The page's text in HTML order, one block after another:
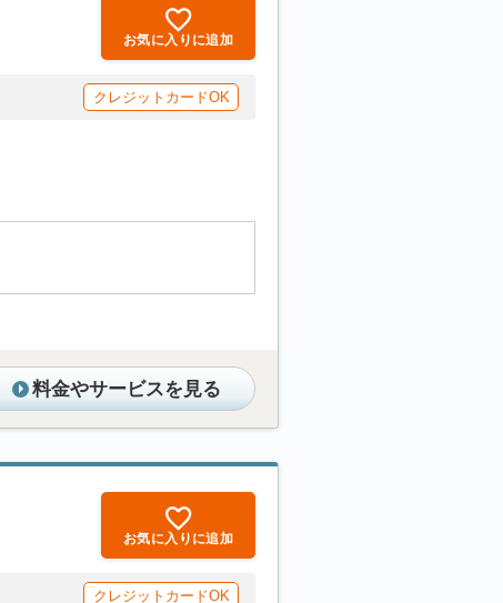
お気に入りに追加
クレジットカードOK
料金やサービスを見る
お気に入りに追加
クレジットカードOK